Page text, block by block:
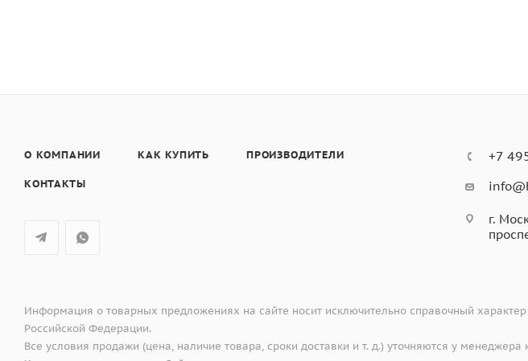
О КОМПАНИИ КАК КУПИТЬ ПРОИЗВОДИТЕЛИ
КОНТАКТЫ
+7
г.
Информация о товарных предложениях на сайте носит исключительно справочный
Российской Федерации.
Все условия продажи (цена, наличие товара, сроки доставки и т. д.) уточняются у менеджера